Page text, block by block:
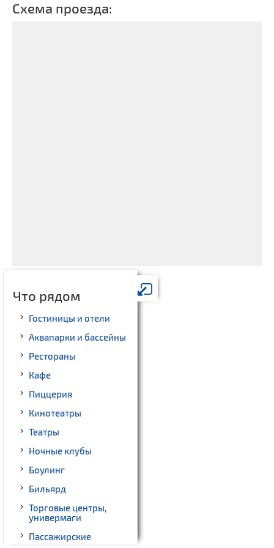
Схема проезда:
Что рядом
Гостиницы и отели
Аквапарки и бассейны
Рестораны
Кафе
Пиццерия
Кинотеатры
Театры
Ночные клубы
Боулинг
Бильярд
Торговые центры,
универмаги
Пассажирские